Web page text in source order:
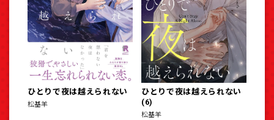
ひとりで夜は越えられない
松基羊
ひとりで夜は越えられない
(6)
松基羊